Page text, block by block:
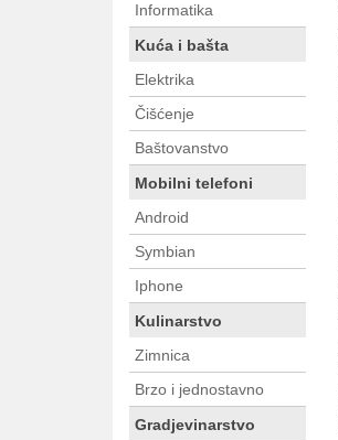
Informatika
Kuća i bašta
Elektrika
Čišćenje
Baštovanstvo
Mobilni telefoni
Android
Symbian
Iphone
Kulinarstvo
Zimnica
Brzo i jednostavno
Gradjevinarstvo